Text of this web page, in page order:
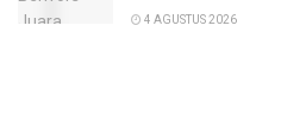
4 AGUSTUS 2026